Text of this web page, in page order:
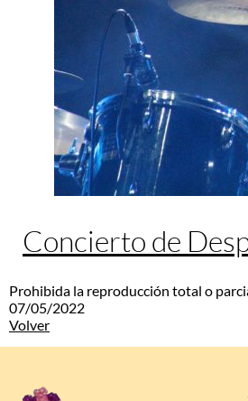
Concierto de
Prohibida la reproducción total o
07/05/2022
Volver